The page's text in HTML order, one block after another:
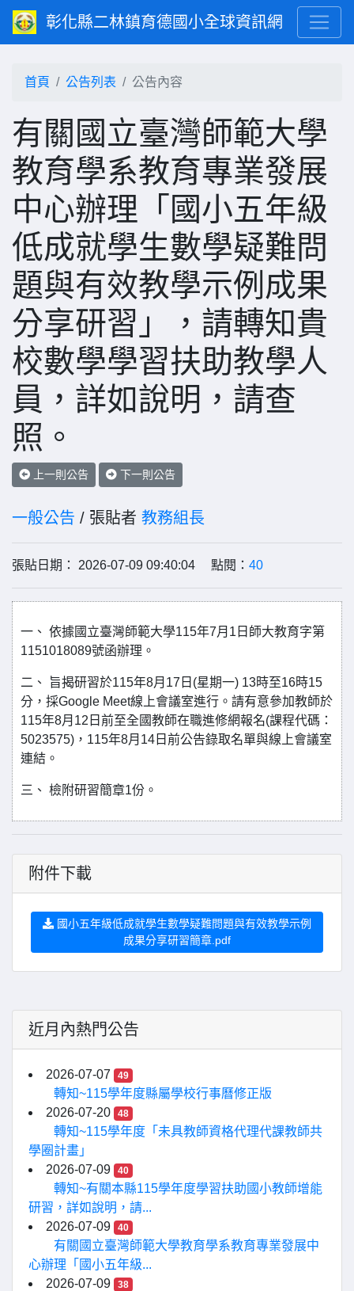
彰化縣二林鎮育德國小全球資訊網
首頁 公告列表 公告內容
有關國立臺灣師範大學
教育學系教育專業發展
中心辦理「國小五年級
低成就學生數學疑難問
題與有效教學示例成果
分享研習」，請轉知貴
校數學學習扶助教學人
員，詳如說明，請查
照。
上一則公告 下一則公告
一般公告 / 張貼者 教務組長
張貼日期： 2026-07-09 09:40:04 點閱： 40
一、 依據國立臺灣師範大學115年7月1日師大教育字第
1151018089號函辦理。
二、 旨揭研習於115年8月17日(星期一) 13時至16時15
分，採Google Meet線上會議室進行。請有意參加教師於
115年8月12日前至全國教師在職進修網報名(課程代碼：
5023575)，115年8月14日前公告錄取名單與線上會議室
連結。
三、 檢附研習簡章1份。
附件下載
國小五年級低成就學生數學疑難問題與有效教學示例
成果分享研習簡章.pdf
近月內熱門公告
2026-07-07 49
轉知~115學年度縣屬學校行事曆修正版
2026-07-20
48
轉知~115學年度「未具教師資格代理代課教師共
學圈計畫」
2026-07-09
40
轉知~有關本縣115學年度學習扶助國小教師增能
研習，詳如說明，請...
2026-07-09
40
有關國立臺灣師範大學教育學系教育專業發展中
心辦理「國小五年級...
2026-07-09
38